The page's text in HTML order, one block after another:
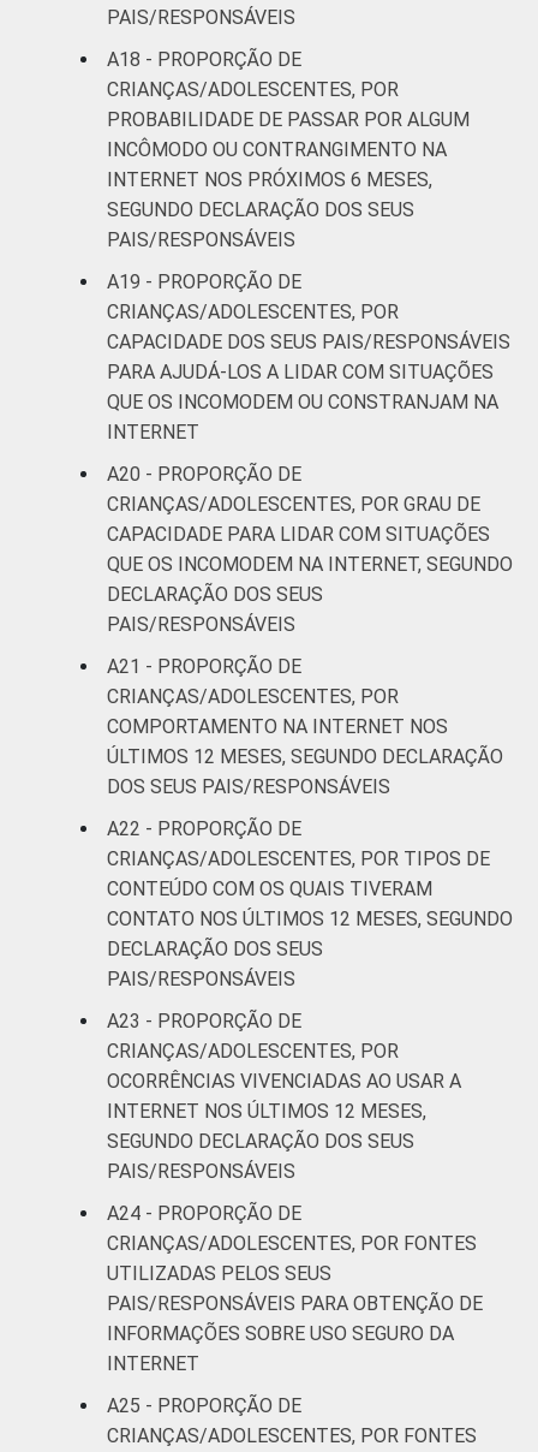
PAIS/RESPONSÁVEIS
A18 - PROPORÇÃO DE
CRIANÇAS/ADOLESCENTES, POR
PROBABILIDADE DE PASSAR POR ALGUM
INCÔMODO OU CONTRANGIMENTO NA
INTERNET NOS PRÓXIMOS 6 MESES,
SEGUNDO DECLARAÇÃO DOS SEUS
PAIS/RESPONSÁVEIS
A19 - PROPORÇÃO DE
CRIANÇAS/ADOLESCENTES, POR
CAPACIDADE DOS SEUS PAIS/RESPONSÁVEIS
PARA AJUDÁ-LOS A LIDAR COM SITUAÇÕES
QUE OS INCOMODEM OU CONSTRANJAM NA
INTERNET
A20 - PROPORÇÃO DE
CRIANÇAS/ADOLESCENTES, POR GRAU DE
CAPACIDADE PARA LIDAR COM SITUAÇÕES
QUE OS INCOMODEM NA INTERNET, SEGUNDO
DECLARAÇÃO DOS SEUS
PAIS/RESPONSÁVEIS
A21 - PROPORÇÃO DE
CRIANÇAS/ADOLESCENTES, POR
COMPORTAMENTO NA INTERNET NOS
ÚLTIMOS 12 MESES, SEGUNDO DECLARAÇÃO
DOS SEUS PAIS/RESPONSÁVEIS
A22 - PROPORÇÃO DE
CRIANÇAS/ADOLESCENTES, POR TIPOS DE
CONTEÚDO COM OS QUAIS TIVERAM
CONTATO NOS ÚLTIMOS 12 MESES, SEGUNDO
DECLARAÇÃO DOS SEUS
PAIS/RESPONSÁVEIS
A23 - PROPORÇÃO DE
CRIANÇAS/ADOLESCENTES, POR
OCORRÊNCIAS VIVENCIADAS AO USAR A
INTERNET NOS ÚLTIMOS 12 MESES,
SEGUNDO DECLARAÇÃO DOS SEUS
PAIS/RESPONSÁVEIS
A24 - PROPORÇÃO DE
CRIANÇAS/ADOLESCENTES, POR FONTES
UTILIZADAS PELOS SEUS
PAIS/RESPONSÁVEIS PARA OBTENÇÃO DE
INFORMAÇÕES SOBRE USO SEGURO DA
INTERNET
A25 - PROPORÇÃO DE
CRIANÇAS/ADOLESCENTES, POR FONTES